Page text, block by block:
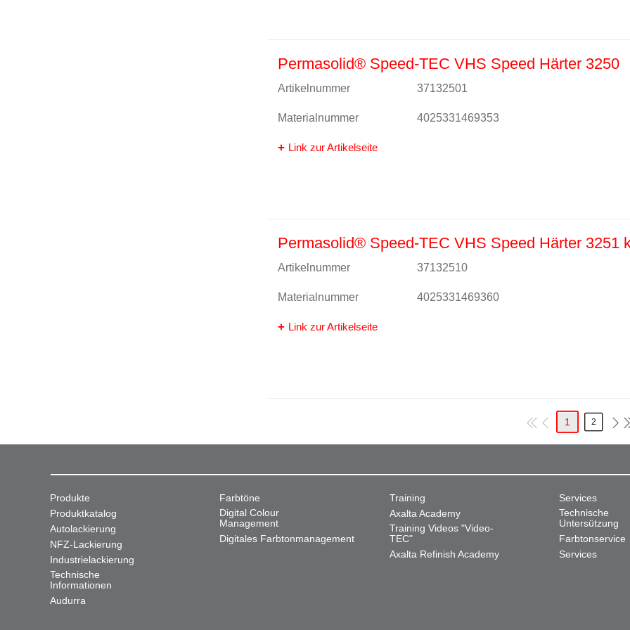
Permasolid® Speed-TEC VHS Speed Härter 3250
Artikelnummer 37132501
Materialnummer 4025331469353
Link zur Artikelseite
Permasolid® Speed-TEC VHS Speed Härter 3251
Artikelnummer 37132510
Materialnummer 4025331469360
Link zur Artikelseite
1 2
Produkte
Produktkatalog
Autolackierung
NFZ-Lackierung
Industrielackierung
Technische
Informationen
Audurra
Farbtöne
Digital Colour
Management
Digitales Farbtonmanagement
Training
Axalta Academy
Training Videos "Video-
TEC"
Axalta Refinish Academy
Services
Technische
Untersützung
Farbtonservice
Services